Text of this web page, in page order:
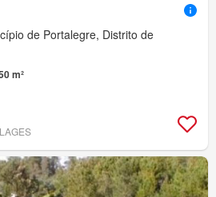
de Portalegre, Distrito de
m²